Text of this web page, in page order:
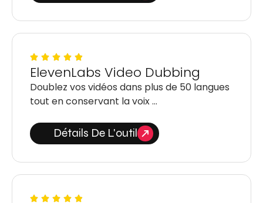
ElevenLabs Video Dubbing
Doublez vos vidéos dans plus de 50 langues
tout en conservant la voix …
Détails De L'outil